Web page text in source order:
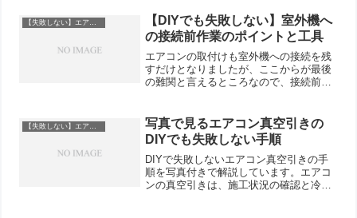
漏れて取付けたときに運転できないこと
になるので失敗しない正しい手順をご覧
ください。
【失敗しない】エアコン室外機の取り付け手順と重要なポイント
【DIYでも失敗しない】室外機へ
の接続前作業のポイントと工具
エアコンの取付けも室外機への接続を残
すだけとなりましたが、ここからが最後
の難関と言えるところなので、接続前に
写真で見るエアコン真空引きの
DIYでも失敗しない手順
DIYで失敗しないエアコン真空引きの手
順を写真付きで解説しています。エアコ
ンの真空引きは、施工状況の確認と冷媒